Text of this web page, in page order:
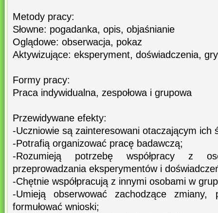
Metody pracy:
Słowne: pogadanka, opis, objaśnianie
Oglądowe: obserwacja, pokaz
Aktywizujące: eksperyment, doświadczenia,
Formy pracy:
Praca indywidualna, zespołowa i grupowa
Przewidywane efekty:
-Uczniowie są zainteresowani otaczającym ich
-Potrafią organizować pracę badawczą;
-Rozumieją potrzebę współpracy z
przeprowadzania eksperymentów i
-Chętnie współpracują z innymi osobami w
-Umieją obserwować zachodzące
formułować wnioski;